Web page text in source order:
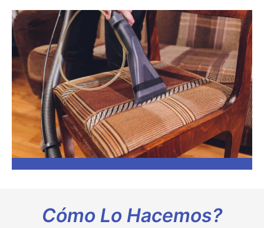
Cómo Lo Hacemos?